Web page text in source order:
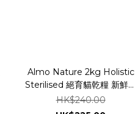
Almo Nature 2kg Holistic
Sterilised 絕育貓乾糧 新鮮牛
肉 670
HK$240.00